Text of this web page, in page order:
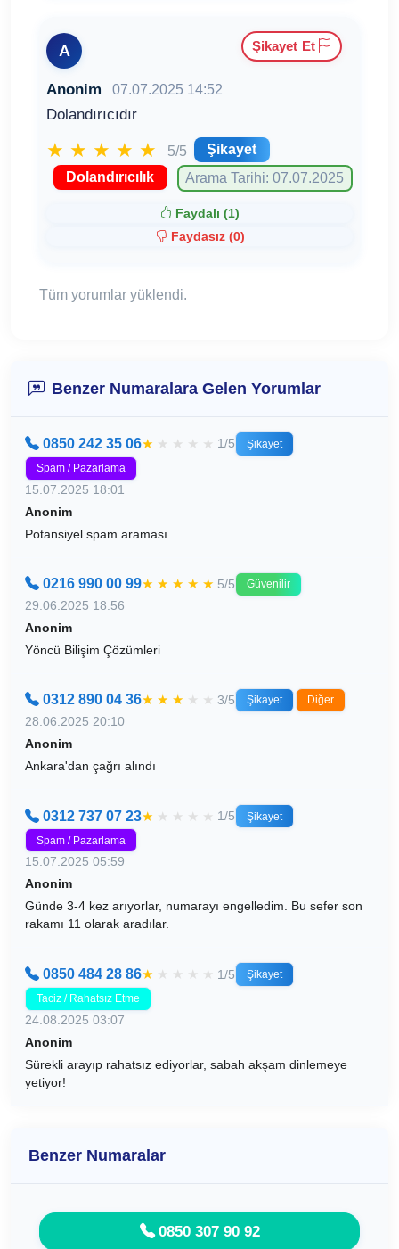
A
Anonim 07.07.2025 14:52
Dolandırıcıdır
★ ★ ★ ★ ★ 5/5
Şikayet
Dolandırıcılık
Arama Tarihi: 07.07.2025
Faydalı (1)
Faydasız (0)
Şikayet Et
Tüm yorumlar yüklendi.
Benzer Numaralara Gelen Yorumlar
0850 242 35 06★ ★ ★ ★ ★ 1/5
Şikayet
Spam / Pazarlama
15.07.2025 18:01
Anonim
Potansiyel spam araması
0216 990 00 99★ ★ ★ ★ ★ 5/5 Güvenilir
29.06.2025 18:56
Anonim
Yöncü Bilişim Çözümleri
0312 890 04 36★ ★ ★ ★ ★ 3/5 Şikayet Diğer
28.06.2025 20:10
Anonim
Ankara'dan çağrı alındı
0312 737 07 23★ ★ ★ ★ ★ 1/5
Şikayet
Spam / Pazarlama
15.07.2025 05:59
Anonim
Günde 3-4 kez arıyorlar, numarayı engelledim. Bu sefer son
rakamı 11 olarak aradılar.
0850 484 28 86★ ★ ★ ★ ★ 1/5
Şikayet
Taciz / Rahatsız Etme
24.08.2025 03:07
Anonim
Sürekli arayıp rahatsız ediyorlar, sabah akşam dinlemeye
yetiyor!
Benzer Numaralar
0850 307 90 92